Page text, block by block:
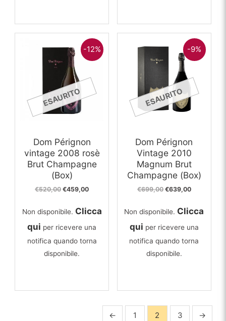
-12%
ESAURITO
Dom Pérignon
vintage 2008 rosè
Brut Champagne
(Box)
€520,00 Il
era:
€459,00Il
è:
Non disponibile. Clicca
qui per ricevere una
notifica quando torna
disponibile.
-9%
ESAURITO
Dom Pérignon
Vintage 2010
Magnum Brut
Champagne (Box)
€699,00 Il
era:
€639,00Il
è:
Non disponibile. Clicca
qui per ricevere una
notifica quando torna
disponibile.
← 1 2 3 →